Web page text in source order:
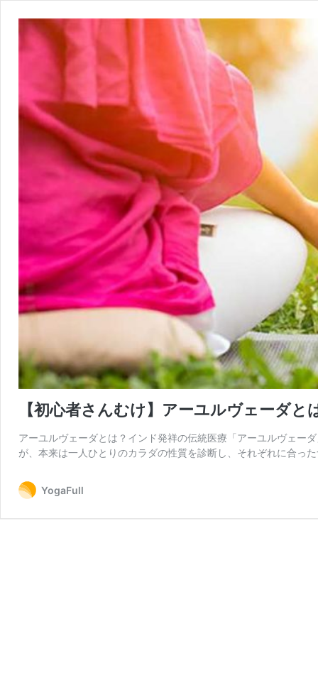
【初心者さんむけ】アーユルヴェーダ
アーユルヴェーダとは？インド発祥の伝統医療「アーユルヴェー
が、本来は一人ひとりのカラダの性質を診断し、それぞれに合っ
YogaFull